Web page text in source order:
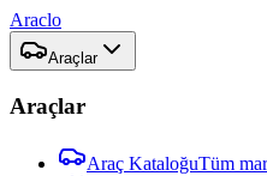
Araclo
Araçlar
Araçlar
Araç KataloğuTüm